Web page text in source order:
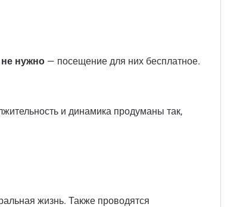
нужно — посещение для них бесплатное.
и динамика продуманы так,
жизнь. Также проводятся